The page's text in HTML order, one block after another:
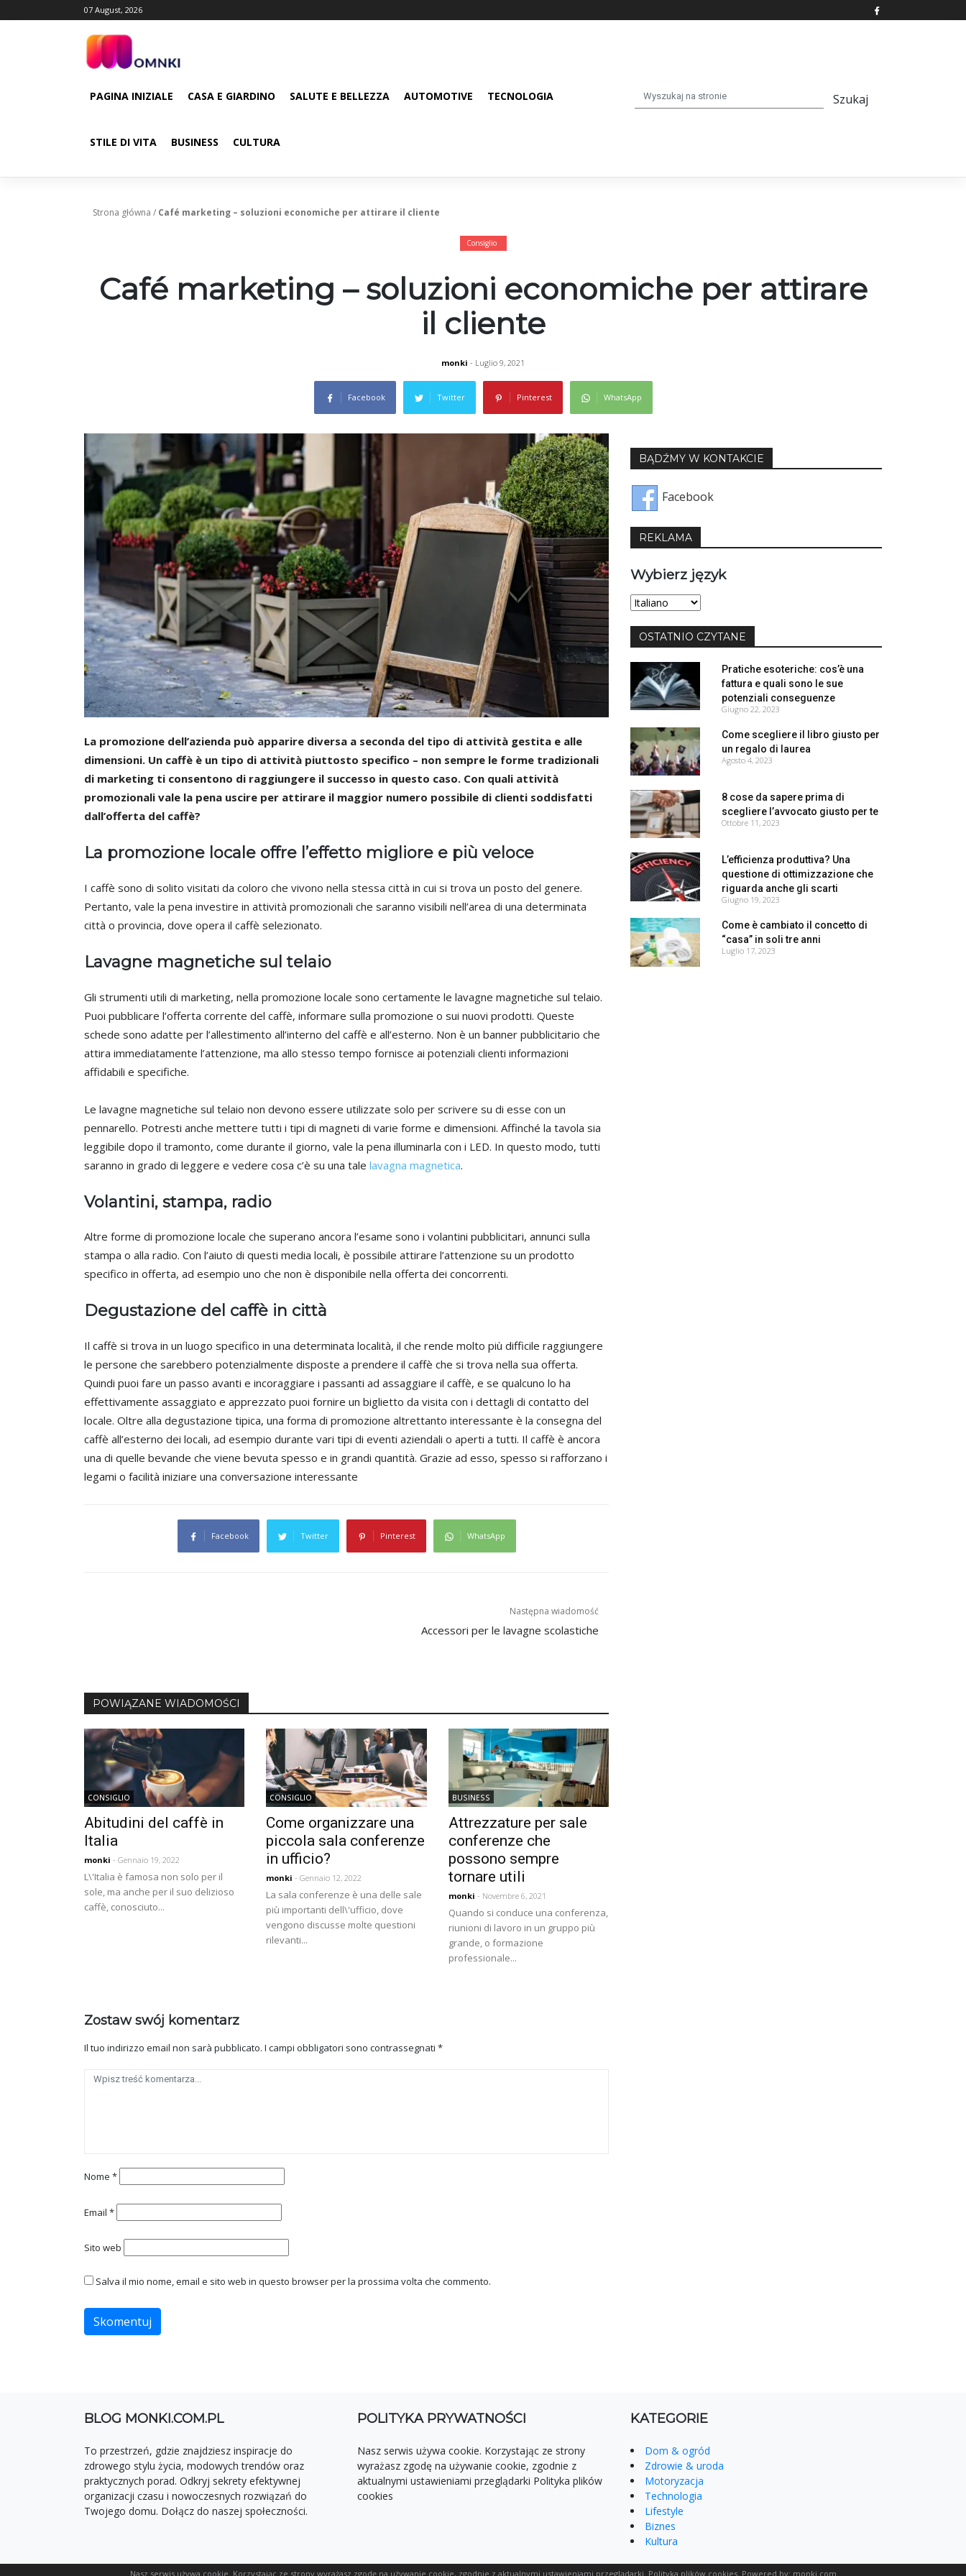
to
07 August, 2026
PAGINA INIZIALE CASA E GIARDINO SALUTE E BELLEZZA AUTOMOTIVE TECNOLOGIA
STILE DI VITA BUSINESS CULTURA
Strona główna / Café marketing – soluzioni economiche per attirare il cliente
Consiglio
Café marketing – soluzioni economiche per attirare
il cliente
monki - Luglio 9, 2021
Facebook Twitter Pinterest WhatsApp
La promozione dell’azienda può apparire diversa a seconda del tipo di attività gestita e alle
dimensioni. Un caffè è un tipo di attività piuttosto specifico – non sempre le forme tradizionali
di marketing ti consentono di raggiungere il successo in questo caso. Con quali attività
promozionali vale la pena uscire per attirare il maggior numero possibile di clienti soddisfatti
dall’offerta del caffè?
La promozione locale offre l’effetto migliore e più veloce
I caffè sono di solito visitati da coloro che vivono nella stessa città in cui si trova un posto del genere.
Pertanto, vale la pena investire in attività promozionali che saranno visibili nell’area di una determinata
città o provincia, dove opera il caffè selezionato.
Lavagne magnetiche sul telaio
Gli strumenti utili di marketing, nella promozione locale sono certamente le lavagne magnetiche sul telaio.
Puoi pubblicare l’offerta corrente del caffè, informare sulla promozione o sui nuovi prodotti. Queste
schede sono adatte per l’allestimento all’interno del caffè e all’esterno. Non è un banner pubblicitario che
attira immediatamente l’attenzione, ma allo stesso tempo fornisce ai potenziali clienti informazioni
affidabili e specifiche.
Le lavagne magnetiche sul telaio non devono essere utilizzate solo per scrivere su di esse con un
pennarello. Potresti anche mettere tutti i tipi di magneti di varie forme e dimensioni. Affinché la tavola sia
leggibile dopo il tramonto, come durante il giorno, vale la pena illuminarla con i LED. In questo modo, tutti
saranno in grado di leggere e vedere cosa c’è su una tale lavagna magnetica.
Volantini, stampa, radio
Altre forme di promozione locale che superano ancora l’esame sono i volantini pubblicitari, annunci sulla
stampa o alla radio. Con l’aiuto di questi media locali, è possibile attirare l’attenzione su un prodotto
specifico in offerta, ad esempio uno che non è disponibile nella offerta dei concorrenti.
Degustazione del caffè in città
Il caffè si trova in un luogo specifico in una determinata località, il che rende molto più difficile raggiungere
le persone che sarebbero potenzialmente disposte a prendere il caffè che si trova nella sua offerta.
Quindi puoi fare un passo avanti e incoraggiare i passanti ad assaggiare il caffè, e se qualcuno lo ha
effettivamente assaggiato e apprezzato puoi fornire un biglietto da visita con i dettagli di contatto del
locale. Oltre alla degustazione tipica, una forma di promozione altrettanto interessante è la consegna del
caffè all’esterno dei locali, ad esempio durante vari tipi di eventi aziendali o aperti a tutti. Il caffè è ancora
una di quelle bevande che viene bevuta spesso e in grandi quantità. Grazie ad esso, spesso si rafforzano i
legami o facilità iniziare una conversazione interessante
Facebook Twitter Pinterest WhatsApp
Następna wiadomość
Accessori per le lavagne scolastiche
POWIĄZANE WIADOMOŚCI
CONSIGLIO
Abitudini del caffè in
Italia
monki - Gennaio 19, 2022
L\'Italia è famosa non solo per il
sole, ma anche per il suo delizioso
caffè, conosciuto...
CONSIGLIO
Come organizzare una
piccola sala conferenze
in ufficio?
monki - Gennaio 12, 2022
La sala conferenze è una delle sale
più importanti dell\'ufficio, dove
vengono discusse molte questioni
rilevanti...
BUSINESS
Attrezzature per sale
conferenze che
possono sempre
tornare utili
monki - Novembre 6, 2021
Quando si conduce una conferenza,
riunioni di lavoro in un gruppo più
grande, o formazione
professionale...
Zostaw swój komentarz
Il tuo indirizzo email non sarà pubblicato. I campi obbligatori sono contrassegnati *
Nome *
Email *
Sito web
Salva il mio nome, email e sito web in questo browser per la prossima volta che commento.
BĄDŹMY W KONTAKCIE
Facebook
REKLAMA
Wybierz język
Wybierz
OSTATNIO CZYTANE
Pratiche esoteriche: cos’è una
fattura e quali sono le sue
potenziali conseguenze
Giugno 22, 2023
Come scegliere il libro giusto per
un regalo di laurea
Agosto 4, 2023
8 cose da sapere prima di
scegliere l’avvocato giusto per te
Ottobre 11, 2023
L’efficienza produttiva? Una
questione di ottimizzazione che
riguarda anche gli scarti
Giugno 19, 2023
Come è cambiato il concetto di
“casa” in soli tre anni
Luglio 17, 2023
BLOG MONKI.COM.PL
To przestrzeń, gdzie znajdziesz inspiracje do
zdrowego stylu życia, modowych trendów oraz
praktycznych porad. Odkryj sekrety efektywnej
organizacji czasu i nowoczesnych rozwiązań do
Twojego domu. Dołącz do naszej społeczności.
POLITYKA PRYWATNOŚCI
Nasz serwis używa cookie. Korzystając ze strony
wyrażasz zgodę na używanie cookie, zgodnie z
aktualnymi ustawieniami przeglądarki Polityka plików
cookies
KATEGORIE
Dom & ogród
Zdrowie & uroda
Motoryzacja
Technologia
Lifestyle
Biznes
Kultura
Nasz serwis używa cookie. Korzystając ze strony wyrażasz zgodę na używanie cookie, zgodnie z aktualnymi ustawieniami przeglądarki. Polityka plików cookies. Powered by: monki.com